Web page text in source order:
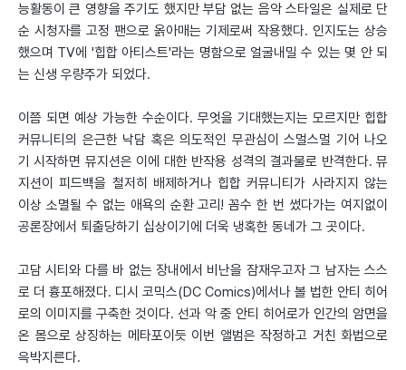
능활동이 큰 영향을 주기도 했지만 부담 없는 음악 스타일은 실제로 단
순 시청자를 고정 팬으로 옭아매는 기제로써 작용했다. 인지도는 상승
했으며 TV에 '힙합 아티스트'라는 명함으로 얼굴내밀 수 있는 몇 안 되
는 신생 우량주가 되었다.
이쯤 되면 예상 가능한 수순이다. 무엇을 기대했는지는 모르지만 힙합
커뮤니티의 은근한 낙담 혹은 의도적인 무관심이 스멀스멀 기어 나오
기 시작하면 뮤지션은 이에 대한 반작용 성격의 결과물로 반격한다. 뮤
지션이 피드백을 철저히 배제하거나 힙합 커뮤니티가 사라지지 않는
이상 소멸될 수 없는 애욕의 순환 고리! 꼼수 한 번 썼다가는 여지없이
공론장에서 퇴출당하기 십상이기에 더욱 냉혹한 동네가 그 곳이다.
고담 시티와 다를 바 없는 장내에서 비난을 잠재우고자 그 남자는 스스
로 더 흉포해졌다. 디시 코믹스(DC Comics)에서나 볼 법한 안티 히어
로의 이미지를 구축한 것이다. 선과 악 중 안티 히어로가 인간의 암면을
온 몸으로 상징하는 메타포이듯 이번 앨범은 작정하고 거친 화법으로
윽박지른다.